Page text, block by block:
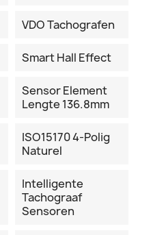
VDO Tachografen
Smart Hall Effect
Sensor Element
Lengte 136.8mm
ISO15170 4-Polig
Naturel
Intelligente
Tachograaf
Sensoren